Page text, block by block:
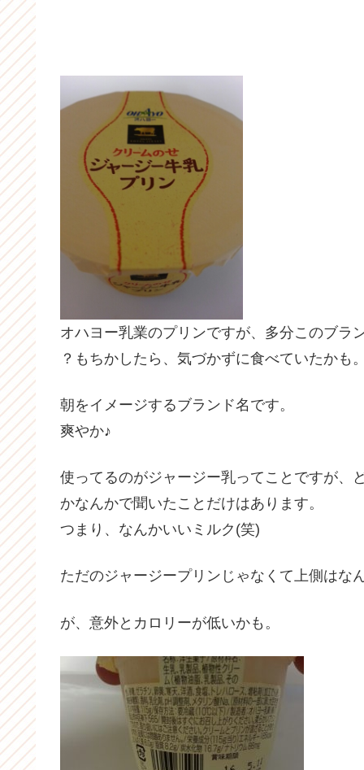
オハヨー乳業のプリンですが、多分このブラ
？もちかしたら、気づかずに食べていたかも。
朝をイメージするブランド名です。
爽やか♪
使ってるのがジャージー乳ってことですが、
かなんかで聞いたことだけはあります。
つまり、なんかいいミルク(笑)
ただのジャージープリンじゃなくて上側はな
が、意外とカロリーが低いかも。